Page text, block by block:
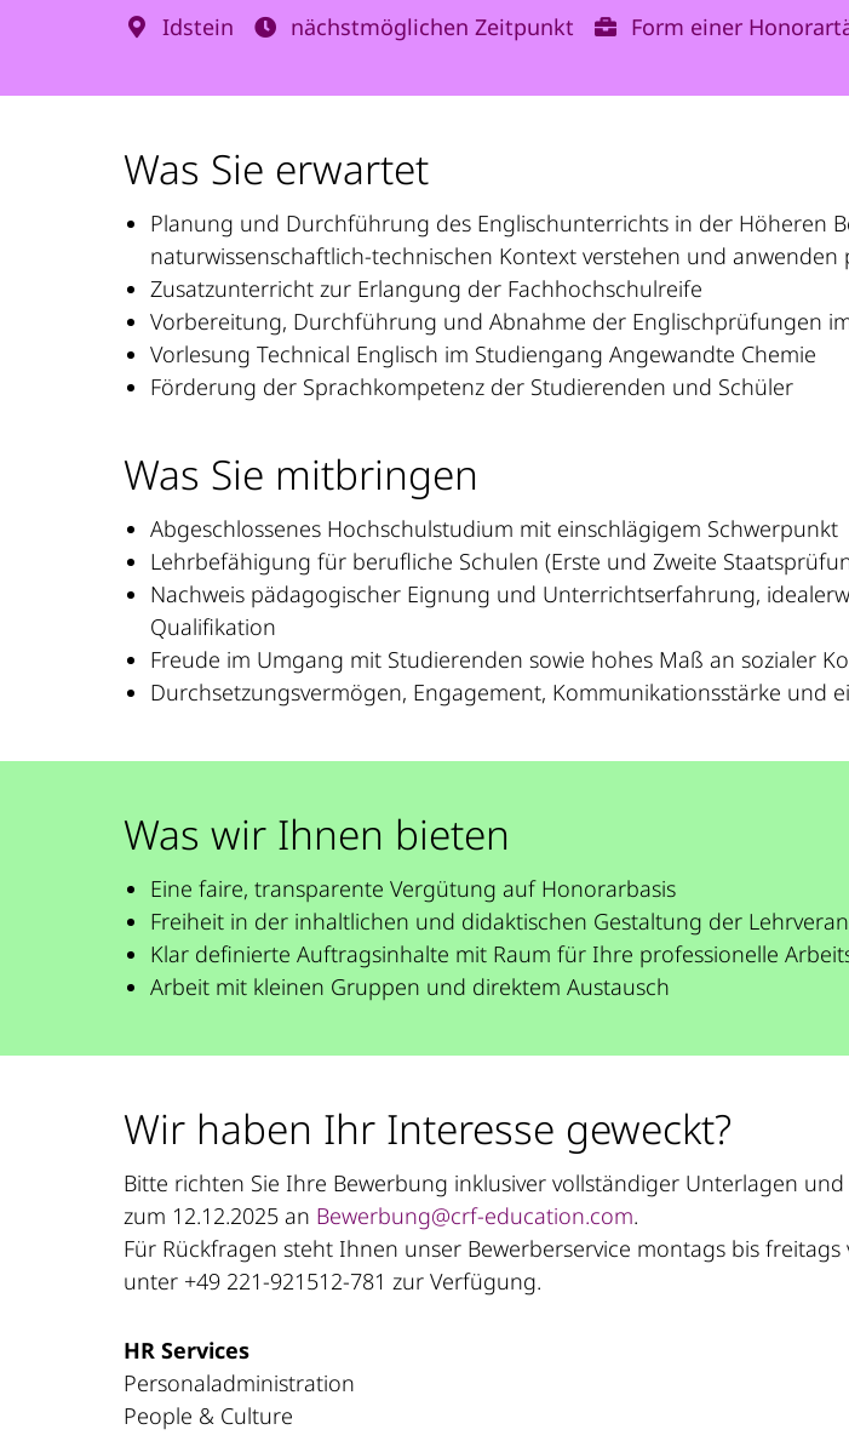
Idstein nächstmöglichen Zeitpunkt Form einer
Was Sie erwartet
Planung und Durchführung des Englischunterrichts in der Höheren
naturwissenschaftlich-technischen Kontext verstehen und
Zusatzunterricht zur Erlangung der Fachhochschulreife
Vorbereitung, Durchführung und Abnahme der Englischprüfungen
Vorlesung Technical Englisch im Studiengang Angewandte Chemie
Förderung der Sprachkompetenz der Studierenden und Schüler
Was Sie mitbringen
Abgeschlossenes Hochschulstudium mit einschlägigem Schwerpunkt
Lehrbefähigung für berufliche Schulen (Erste und Zweite
Nachweis pädagogischer Eignung und Unterrichtserfahrung,
Qualifikation
Freude im Umgang mit Studierenden sowie hohes Maß an sozialer
Durchsetzungsvermögen, Engagement, Kommunikationsstärke und
Was wir Ihnen bieten
Eine faire, transparente Vergütung auf Honorarbasis
Freiheit in der inhaltlichen und didaktischen Gestaltung der
Klar definierte Auftragsinhalte mit Raum für Ihre professionelle
Arbeit mit kleinen Gruppen und direktem Austausch
Wir haben Ihr Interesse geweckt?
Bitte richten Sie Ihre Bewerbung inklusiver vollständiger Unterlagen
zum 12.12.2025 an Bewerbung@crf-education.com.
Für Rückfragen steht Ihnen unser Bewerberservice montags bis freitags
unter +49 221-921512-781 zur Verfügung.
HR Services
Personaladministration
People & Culture